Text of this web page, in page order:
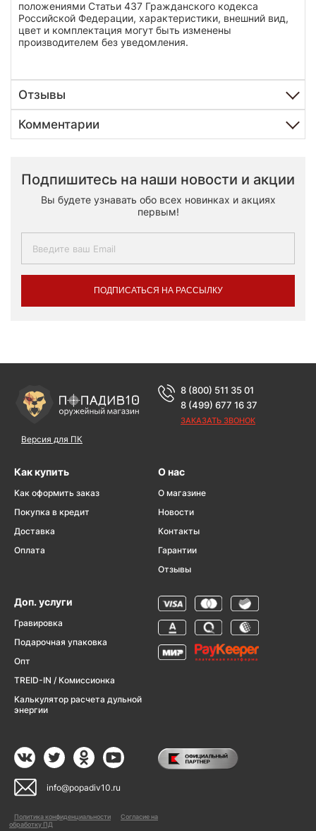
положениями Статьи 437 Гражданского кодекса
Российской Федерации, характеристики, внешний вид,
цвет и комплектация могут быть изменены
производителем без уведомления.
Отзывы
Комментарии
Подпишитесь на наши новости и акции
Вы будете узнавать обо всех новинках и акциях
первым!
ПОДПИСАТЬСЯ НА РАССЫЛКУ
Версия для ПК
8 (800) 511 35 01
8 (499) 677 16 37
ЗАКАЗАТЬ ЗВОНОК
Как купить
Как оформить заказ
Покупка в кредит
Доставка
Оплата
О нас
О магазине
Новости
Контакты
Гарантии
Отзывы
Доп. услуги
Гравировка
Подарочная упаковка
Опт
TREID-IN / Комиссионка
Калькулятор расчета дульной
энергии
info@popadiv10.ru
Политика конфиденциальности
Согласие на
обработку ПД